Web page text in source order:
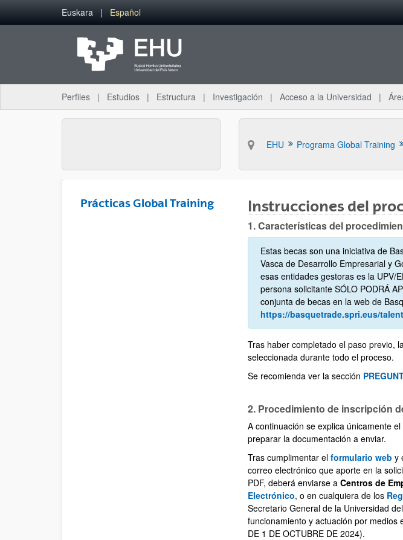
Saltar al contenido principal
Euskara Español
Perfiles Estudios Estructura Investigación Acceso a la Universidad
EHU Programa Global Training
Prácticas Global Training Instrucciones del
1. Características del
Estas becas son una iniciativa de
Vasca de Desarrollo Empresarial y
esas entidades gestoras es la UPV/
persona solicitante SÓLO PODRÁ
conjunta de becas en la web de
https://basquetrade.spri.eus/
Tras haber completado el paso previo,
seleccionada durante todo el proceso.
Se recomienda ver la sección
2. Procedimiento de inscripción
A continuación se explica únicamente
preparar la documentación a enviar.
Tras cumplimentar el formulario web y
correo electrónico que aporte en la
PDF, deberá enviarse a Centros de
Electrónico, o en cualquiera de los
Secretario General de la Universidad
funcionamiento y actuación por medios
DE 1 DE OCTUBRE DE 2024).